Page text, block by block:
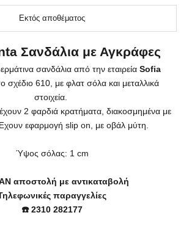
Εκτός αποθέματος
Σανδάλια με Αγκράφες
σανδάλια από την εταιρείαSofia
σχέδιο 610, με φλατ σόλα και μεταλλικά
στοιχεία.
2 φαρδιά κρατήματα, διακοσμημένα με
εφαρμογή slip on, με οβάλ μύτη.
Ύψος σόλας: 1 cm
αποστολή με αντικαταβολή
παραγγελίες
☎️ 2310 282177